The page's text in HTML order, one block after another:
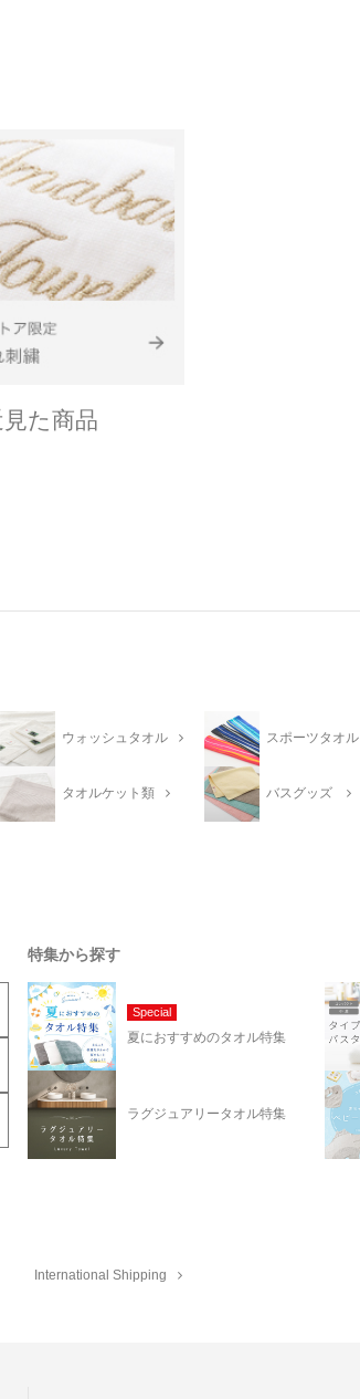
た商品
ウォッシュタオル スポーツタオル
タオルケット類 バスグッズ
特集から探す
Special
夏におすすめのタオル特集
ラグジュアリータオル特集
International Shipping